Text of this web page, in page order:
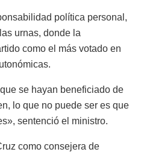
política personal,
urnas, donde la
como el más votado en
se hayan beneficiado de
lo que no puede ser es que
sentenció el ministro.
como consejera de